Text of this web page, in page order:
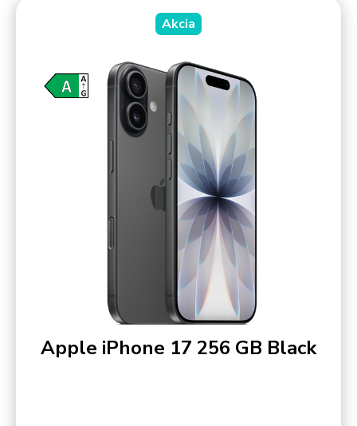
Akcia
Apple iPhone 17 256 GB Black